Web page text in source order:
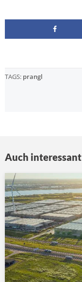
TAGS: prangl
Auch interessant